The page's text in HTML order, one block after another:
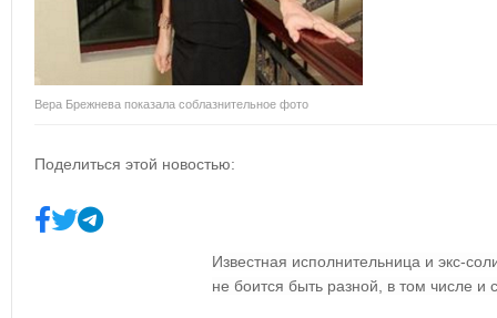
Вера Брежнева показала соблазнительное фото
Поделиться этой новостью:
Известная исполнительница и экс-
не боится быть разной, в том числе и